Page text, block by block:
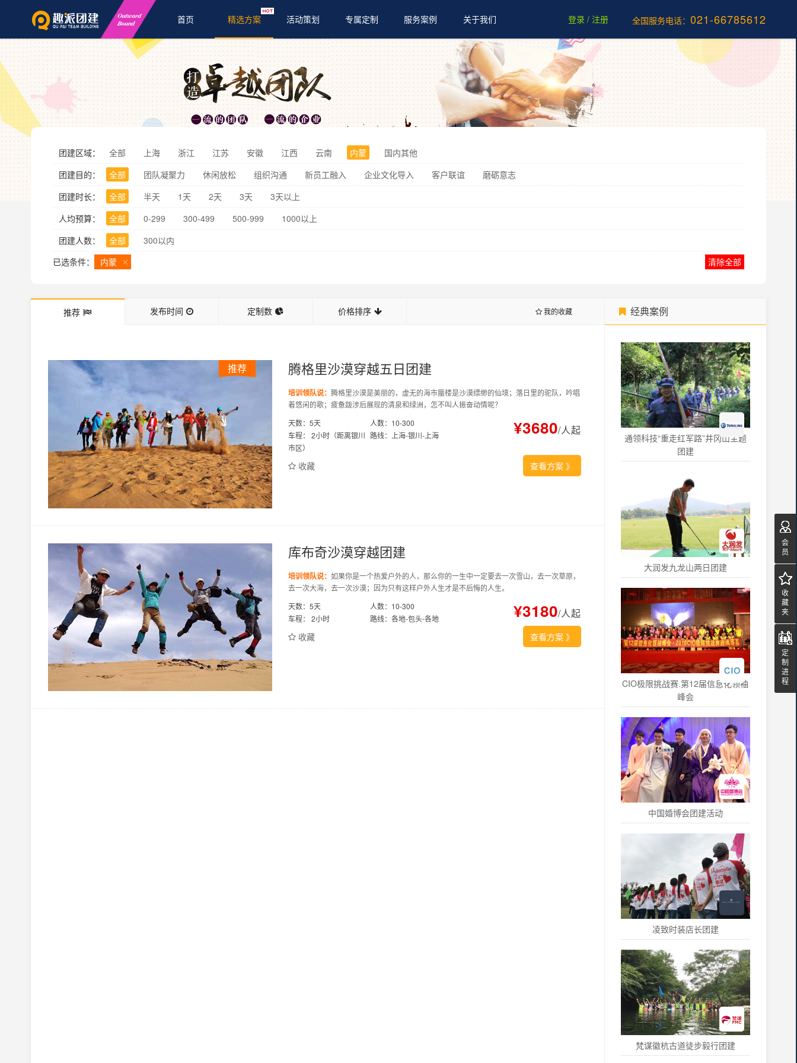
首页 精选方案 活动策划
体育赛事
亲子活动
会务年会
专属定制 服务案例 关于我们 登录 / 注册 全国服务电话： 021-66785612
团建区域： 全部 上海 浙江 江苏 安徽 江西 云南 内蒙
国内其他
团建目的：
全部 团队凝聚力 休闲放松 组织沟通 新员工融入 企业文化导入 客户联谊
磨砺意志
团建时长：
全部 半天 1天 2天 3天
3天以上
人均预算：
全部 0-299 300-499 500-999
1000以上
团建人数：
全部
300以内
已选条件：
清除全部
内蒙
推荐 发布时间 定制数 价格排序 我的收藏
推荐 腾格里沙漠穿越五日团建
培训领队说： 腾格里沙漠是美丽的，虚无的海市蜃楼是沙漠缥缈的仙境；落日里的驼队，吟唱
着悠闲的歌；疲惫跋涉后展现的清泉和绿洲，怎不叫人振奋动情呢？
天数：5天
人数：10-300
车程： 2小时（距离银川
市区）
路线：上海-银川-上海 ¥3680/人起
收藏 查看方案》
库布奇沙漠穿越团建
培训领队说： 如果你是一个热爱户外的人，那么你的一生中一定要去一次雪山，去一次草原，
去一次大海，去一次沙漠；因为只有这样户外人生才是不后悔的人生。
天数：5天
人数：10-300
车程： 2小时
路线：各地-包头-各地 ¥3180/人起
收藏 查看方案》
经典案例
通领科技“重走红军路”井冈山主题
团建
大润发九龙山两日团建
CIO极限挑战赛.第12届信息化领袖
峰会
中国婚博会团建活动
凌致时装店长团建
梵谋徽杭古道徒步毅行团建
会
员
收
藏
夹
定
制
进
程